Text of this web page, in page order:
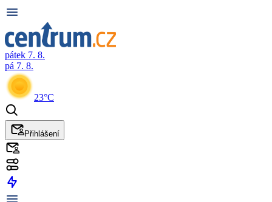
pátek 7. 8.
pá 7. 8.
23°C
Přihlášení